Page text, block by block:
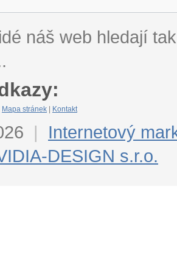
náš web hledají
Mapa stránek Kontakt
|
Internetový
DESIGN s.r.o.